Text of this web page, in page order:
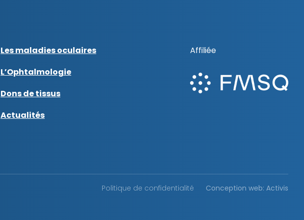
Les maladies oculaires
L’Ophtalmologie
Dons de tissus
Actualités
Affiliée
Politique de confidentialité Conception web: Activis